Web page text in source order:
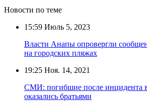
Новости по теме
15:59 Июль 5, 2023
Власти Анапы опровергли
на городских пляжах
19:25 Ноя. 14, 2021
СМИ: погибшие после инцидента
оказались братьями